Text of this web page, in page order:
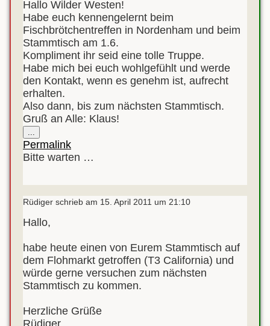
Hallo Wilder Westen!
Habe euch kennengelernt beim
Fischbrötchentreffen in Nordenham und beim
Stammtisch am 1.6.
Kompliment ihr seid eine tolle Truppe.
Habe mich bei euch wohlgefühlt und werde
den Kontakt, wenn es genehm ist, aufrecht
erhalten.
Also dann, bis zum nächsten Stammtisch.
Gruß an Alle: Klaus!
Metabox
ein-/ausblenden.
Permalink
Bitte warten …
Rüdiger schrieb am 15. April 2011 um 21:10
Hallo,
habe heute einen von Eurem Stammtisch auf
dem Flohmarkt getroffen (T3 California) und
würde gerne versuchen zum nächsten
Stammtisch zu kommen.
Herzliche Grüße